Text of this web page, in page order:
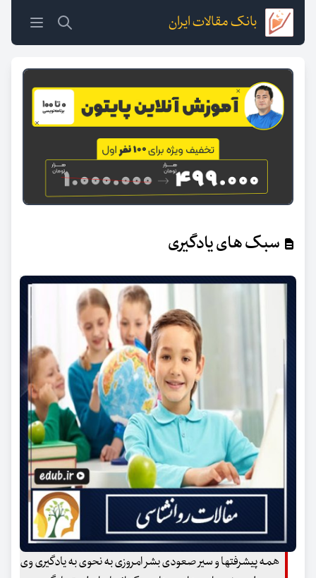
بانک مقالات ایران
سبک های یادگیری
همه پیشرفتها و سیر صعودی بشر امروزی به نحوی به یادگیری وی